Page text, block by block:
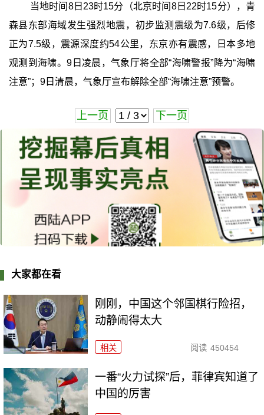
当地时间8日23时15分（北京时间8日22时15分），青
森县东部海域发生强烈地震，初步监测震级为7.6级，后修
正为7.5级，震源深度约54公里，东京亦有震感，日本多地
观测到海啸。9日凌晨，气象厅将全部“海啸警报”降为“海啸
注意”；9日清晨，气象厅宣布解除全部“海啸注意”预警。
上一页 下一页
大家都在看
刚刚，中国这个邻国棋行险招，
动静闹得太大
相关 阅读 450454
一番“火力试探”后，菲律宾知道了
中国的厉害